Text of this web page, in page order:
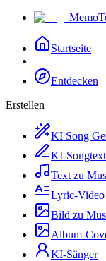
Startseite
Entdecken
Erstellen
KI Song
KI-
Text zu
Lyric-Video
Bild zu
Album-
KI-Sänger